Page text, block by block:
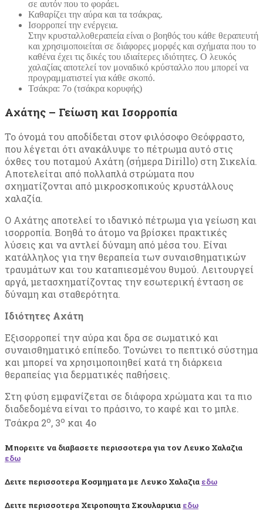
σε αυτόν που το φοράει.
Καθαρίζει την αύρα και τα τσάκρας.
Ισορροπεί την ενέργεια.
Στην κρυσταλλοθεραπεία είναι ο βοηθός του κάθε θεραπευτή
και χρησιμοποιείται σε διάφορες μορφές και σχήματα που το
καθένα έχει τις δικές του ιδιαίτερες ιδιότητες. Ο λευκός
χαλαζίας αποτελεί τον μοναδικό κρύσταλλο που μπορεί να
προγραμματιστεί για κάθε σκοπό.
Τσάκρα: 7ο (τσάκρα κορυφής)
Αχάτης – Γείωση και Ισορροπία
Το όνομά του αποδίδεται στον φιλόσοφο Θεόφραστο,
που λέγεται ότι ανακάλυψε το πέτρωμα αυτό στις
όχθες του ποταμού Αχάτη (σήμερα Dirillo) στη Σικελία.
Αποτελείται από πολλαπλά στρώματα που
σχηματίζονται από μικροσκοπικούς κρυστάλλους
χαλαζία.
Ο Αχάτης αποτελεί το ιδανικό πέτρωμα για γείωση και
ισορροπία. Βοηθά το άτομο να βρίσκει πρακτικές
λύσεις και να αντλεί δύναμη από μέσα του. Είναι
κατάλληλος για την θεραπεία των συναισθηματικών
τραυμάτων και του καταπιεσμένου θυμού. Λειτουργεί
αργά, μετασχηματίζοντας την εσωτερική ένταση σε
δύναμη και σταθερότητα.
Ιδιότητες Αχάτη
Εξισορροπεί την αύρα και δρα σε σωματικό και
συναισθηματικό επίπεδο. Τονώνει το πεπτικό σύστημα
και μπορεί να χρησιμοποιηθεί κατά τη διάρκεια
θεραπείας για δερματικές παθήσεις.
Στη φύση εμφανίζεται σε διάφορα χρώματα και τα πιο
διαδεδομένα είναι το πράσινο, το καφέ και το μπλε.
Τσάκρα 2ο, 3ο και 4ο
Μπορειτε να διαβασετε περισσοτερα για τον Λευκο Χαλαζια
εδω
Δειτε περισσοτερα Κοσμηματα με Λευκο Χαλαζια εδω
Δειτε περισσοτερα Χειροποιητα Σκουλαρικια εδω